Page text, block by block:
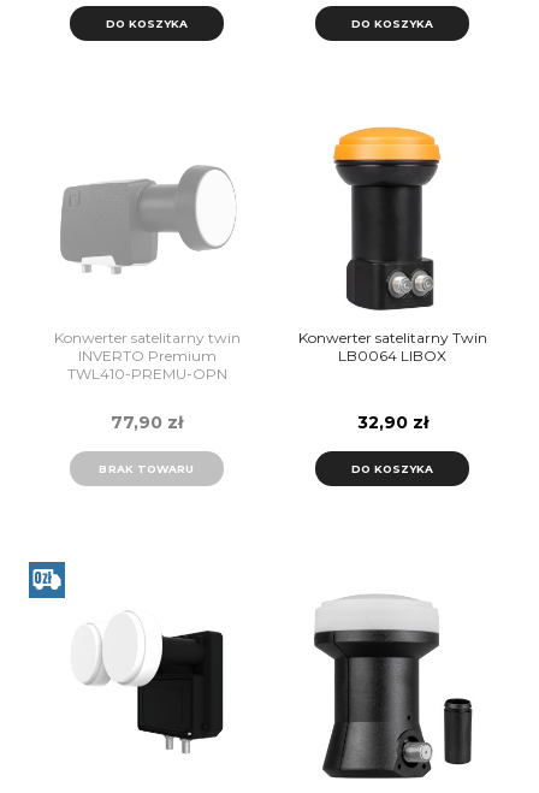
DO KOSZYKA DO KOSZYKA
Konwerter satelitarny twin
INVERTO Premium
TWL410-PREMU-OPN
77,90 zł
BRAK TOWARU
Konwerter satelitarny Twin
LB0064 LIBOX
32,90 zł
DO KOSZYKA